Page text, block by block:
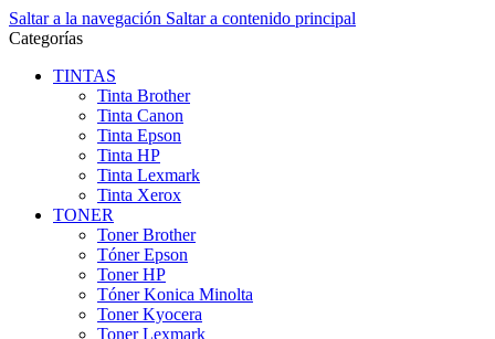
Saltar a la navegación Saltar a contenido principal
Categorías
TINTAS
Tinta Brother
Tinta Canon
Tinta Epson
Tinta HP
Tinta Lexmark
Tinta Xerox
TONER
Toner Brother
Tóner Epson
Toner HP
Tóner Konica Minolta
Toner Kyocera
Toner Lexmark